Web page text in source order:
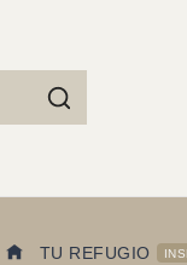
TU REFUGIO